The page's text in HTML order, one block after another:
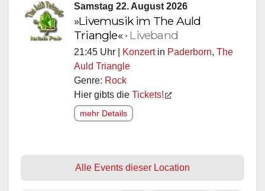
Samstag 22. August 2026
»Livemusik im The Auld
Triangle«• Liveband
21:45 Uhr | Konzertin Paderborn, The
Auld Triangle
Genre: Rock
Hier gibts die Tickets!
mehr Details
Alle Events dieser Location